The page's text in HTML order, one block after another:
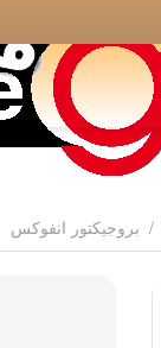
/ بروجيكتور انفوكس